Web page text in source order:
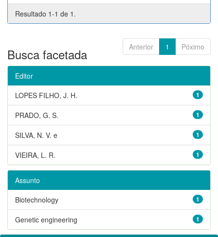
Resultado 1-1 de 1.
Anterior 1 Póximo
Busca facetada
Editor
1
LOPES FILHO, J. H.
1
PRADO, G. S.
1
SILVA, N. V. e
1
VIEIRA, L. R.
Assunto
1
Biotechnology
1
Genetic engineering